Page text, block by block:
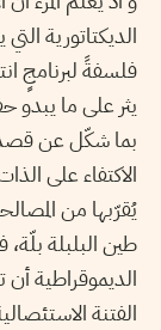
الديكتاتورية
فلسفةً لبرنامجٍ
يثر على ما يبدو
بما شكّل عن قصد
الاكتفاء على
يُقرّبها من
طين البلبلة
الديموقراطية أن
الفتنة